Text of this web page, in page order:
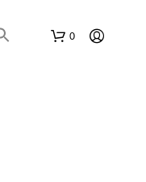
0